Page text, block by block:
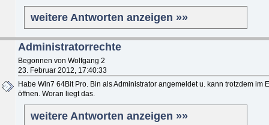
weitere Antworten anzeigen »»
Administratorrechte
Begonnen von Wolfgang 2
23. Februar 2012, 17:40:33
Habe Win7 64Bit Pro. Bin als Administrator angemeldet u. kann trotzdem im
öffnen. Woran liegt das.
weitere Antworten anzeigen »»